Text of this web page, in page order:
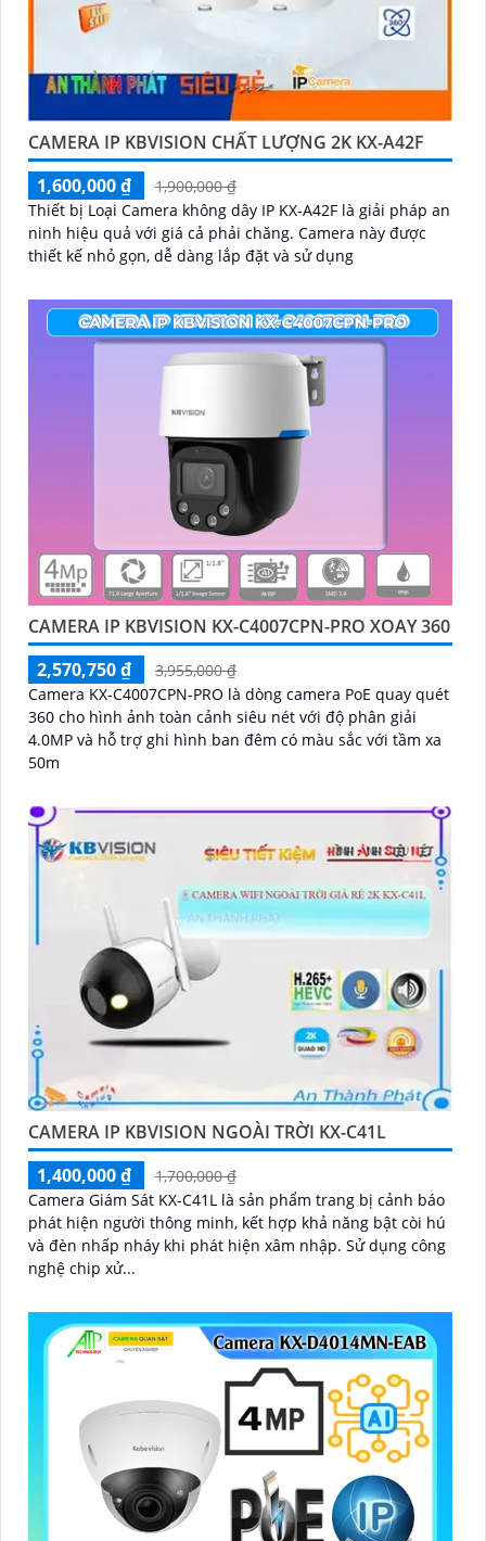
CAMERA IP KBVISION CHẤT LƯỢNG 2K KX-A42F
1,600,000 ₫
1,900,000 ₫
Thiết bị Loại Camera không dây IP KX-A42F là giải pháp an
ninh hiệu quả với giá cả phải chăng. Camera này được
thiết kế nhỏ gọn, dễ dàng lắp đặt và sử dụng
CAMERA IP KBVISION KX-C4007CPN-PRO XOAY 360
2,570,750 ₫
3,955,000 ₫
Camera KX-C4007CPN-PRO là dòng camera PoE quay quét
360 cho hình ảnh toàn cảnh siêu nét với độ phân giải
4.0MP và hỗ trợ ghi hình ban đêm có màu sắc với tầm xa
50m
CAMERA IP KBVISION NGOÀI TRỜI KX-C41L
1,400,000 ₫
1,700,000 ₫
Camera Giám Sát KX-C41L là sản phẩm trang bị cảnh báo
phát hiện người thông minh, kết hợp khả năng bật còi hú
và đèn nhấp nháy khi phát hiện xâm nhập. Sử dụng công
nghệ chip xử...